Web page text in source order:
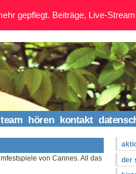
team hören kontakt
von Cannes. All das
der
gepflegt. Beiträge, Live-